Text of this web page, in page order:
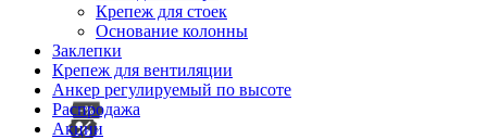
Крепеж для стоек
Основание колонны
Заклепки
Крепеж для вентиляции
Анкер регулируемый по высоте
Распродажа
Акции